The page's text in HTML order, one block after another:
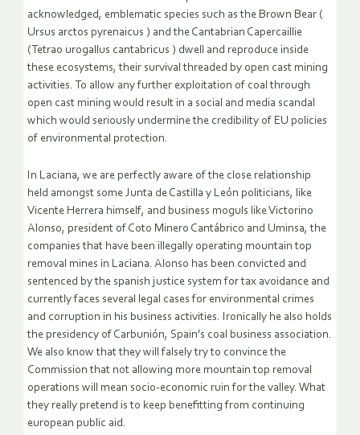
acknowledged, emblematic species such as the Brown Bear (
Ursus arctos pyrenaicus ) and the Cantabrian Capercaillie
(Tetrao urogallus cantabricus ) dwell and reproduce inside
these ecosystems, their survival threaded by open cast mining
activities. To allow any further exploitation of coal through
open cast mining would result in a social and media scandal
which would seriously undermine the credibility of EU policies
of environmental protection.
In Laciana, we are perfectly aware of the close relationship
held amongst some Junta de Castilla y León politicians, like
Vicente Herrera himself, and business moguls like Victorino
Alonso, president of Coto Minero Cantábrico and Uminsa, the
companies that have been illegally operating mountain top
removal mines in Laciana. Alonso has been convicted and
sentenced by the spanish justice system for tax avoidance and
currently faces several legal cases for environmental crimes
and corruption in his business activities. Ironically he also holds
the presidency of Carbunión, Spain’s coal business association.
We also know that they will falsely try to convince the
Commission that not allowing more mountain top removal
operations will mean socio-economic ruin for the valley. What
they really pretend is to keep benefitting from continuing
european public aid.